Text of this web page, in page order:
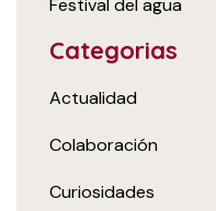
Festival del agua
Categorias
Actualidad
Colaboración
Curiosidades